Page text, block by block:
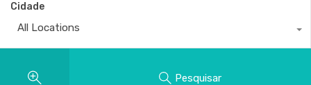
Cidade
All Locations
Pesquisar